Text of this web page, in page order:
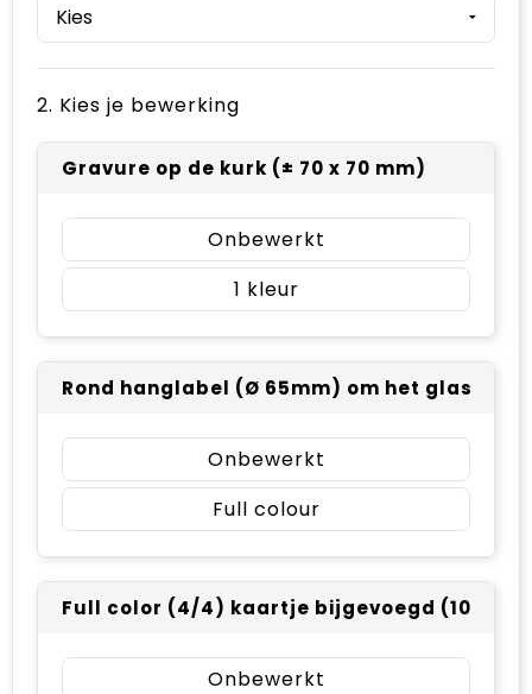
2. Kies je bewerking
Gravure op de kurk (± 70 x 70 mm)
Onbewerkt
1
Rond hanglabel (Ø 65mm) om het
Onbewerkt
Full colour
Full color (4/4) kaartje bijgevoegd (105 x
Onbewerkt